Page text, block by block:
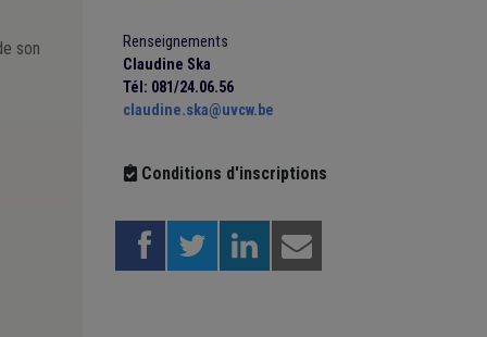
son
Renseignements
Claudine Ska
Tél: 081/24.06.56
claudine.ska@uvcw.be
Conditions d'inscriptions